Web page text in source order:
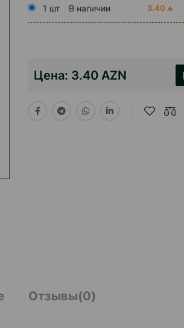
1 шт В наличии 3.40 ₼
Цена: 3.40 AZN
Отзывы(0)